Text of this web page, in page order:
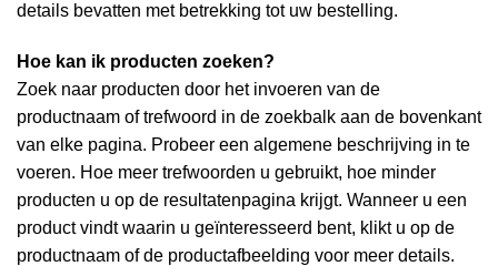
details bevatten met betrekking tot uw bestelling.
Hoe kan ik producten zoeken?
Zoek naar producten door het invoeren van de
productnaam of trefwoord in de zoekbalk aan de bovenkant
van elke pagina. Probeer een algemene beschrijving in te
voeren. Hoe meer trefwoorden u gebruikt, hoe minder
producten u op de resultatenpagina krijgt. Wanneer u een
product vindt waarin u geïnteresseerd bent, klikt u op de
productnaam of de productafbeelding voor meer details.